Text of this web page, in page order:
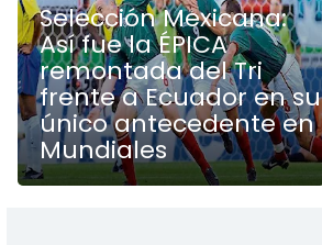
Selección Mexicana:
Así fue la ÉPICA
remontada del Tri
frente a Ecuador en su
único antecedente en
Mundiales